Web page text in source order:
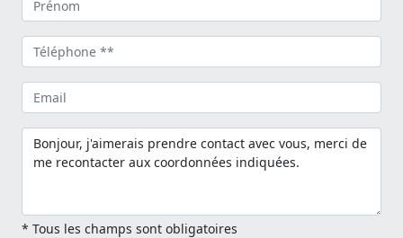
* Tous les champs sont obligatoires